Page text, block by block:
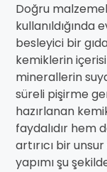
Doğru
kullanıldığında
besleyici bir
kemiklerin
minerallerin
süreli pişirme
hazırlanan
faydalıdır hem
artırıcı bir
yapımı şu